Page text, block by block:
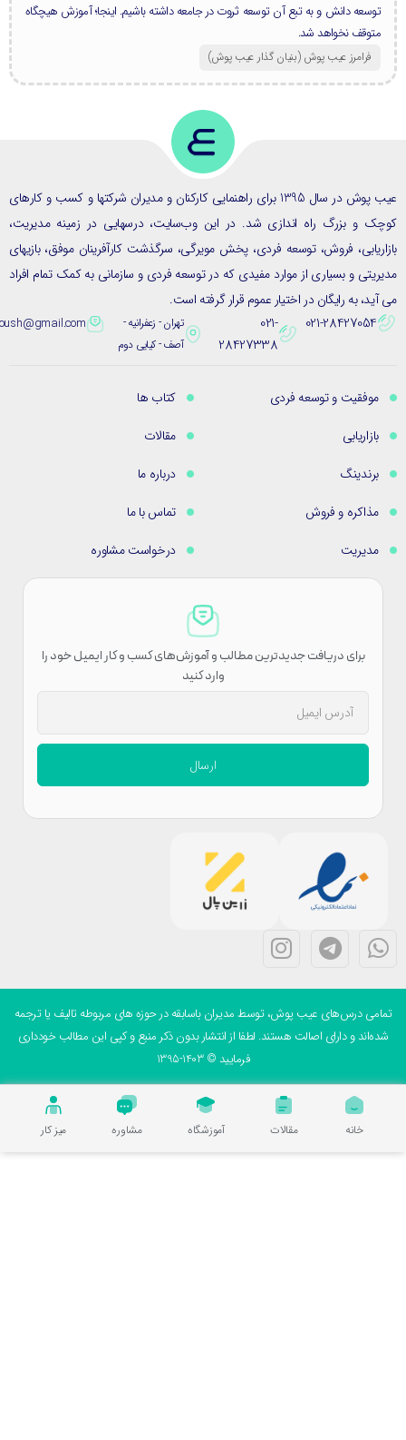
توسعه دانش و به تبع آن توسعه ثروت در جامعه داشته باشیم. اینجا؛ آموزش هیچگاه
متوقف نخواهد شد.
فرامرز عیب پوش (بنیان گذار عیب پوش​)
عیب پوش در سال 1395 برای راهنمایی کارکنان و مدیران شرکتها و کسب و کارهای
و بزرگ راه اندازی شد. در این وب‌سایت، درسهایی در زمینه مدیریت،
فروش، توسعه فردی، پخش مویرگی، سرگذشت کارآفرینان موفق، بازیهای
و بسیاری از موارد مفیدی که در توسعه فردی و سازمانی به کمک تمام افراد
به رایگان در اختیار عموم قرار گرفته است.
021-28427054
021-
28427338
تهران - زعفرانیه -
آصف - کیایی دوم
eybpoush@gmail.com
موفقیت و توسعه فردی
بازاریابی
برندینگ
مذاکره و فروش
مدیریت
کتاب ها
مقالات
درباره ما
تماس با ما
درخواست مشاوره
برای دریافت جدیدترین مطالب و آموزش‌های کسب و کار ایمیل خود را
وارد کنید
ارسال
درس‌های عیب پوش، توسط مدیران باسابقه در حوزه های مربوطه تالیف یا ترجمه
و دارای اصالت هستند. لطفا از انتشار بدون ذکر منبع و کپی این مطالب خودداری
فرمایید © 1403-1395
مقالات آموزشگاه مشاوره